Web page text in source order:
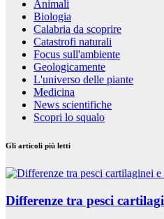
Animali
Biologia
Calabria da scoprire
Catastrofi naturali
Focus sull'ambiente
Geologicamente
L'universo delle piante
Medicina
News scientifiche
Scopri lo squalo
Gli articoli più letti
Differenze tra pesci